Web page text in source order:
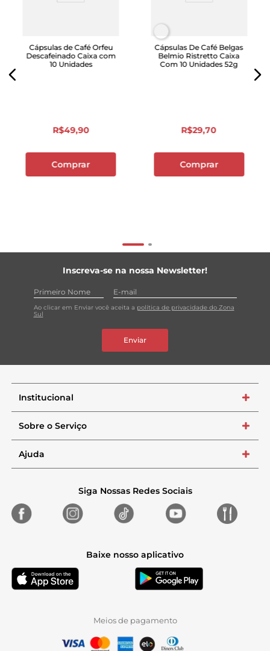
Cápsulas de Café Orfeu
Descafeinado Caixa com
10 Unidades
R$49,90
Comprar
Cápsulas De Café Belgas
Belmio Ristretto Caixa
Com 10 Unidades 52g
R$29,70
Comprar
Inscreva-se na nossa Newsletter!
Ao clicar em Enviar você aceita a política de privacidade do Zona
Sul
Enviar
Institucional +
Sobre o Serviço +
Ajuda +
Siga Nossas Redes Sociais
Baixe nosso aplicativo
Meios de pagamento